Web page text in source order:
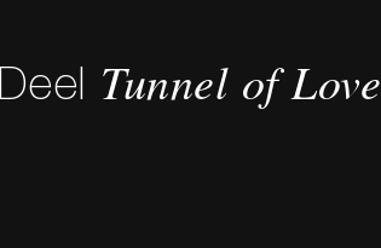
Deel Tunnel of Love